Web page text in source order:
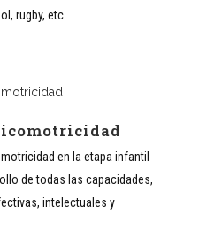
rugby, etc.
en la etapa infantil
de todas las capacidades,
intelectuales y